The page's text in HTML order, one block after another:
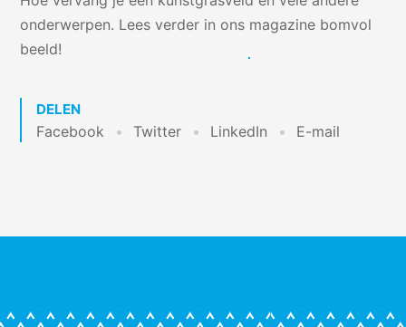
onderwerpen. Lees verder in ons magazine bomvol
beeld!
DELEN
Facebook Twitter LinkedIn E-mail